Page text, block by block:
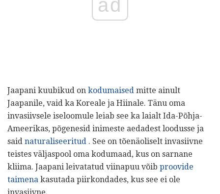
ad
Jaapani kuubikud on kodumaised mitte ainult
Jaapanile, vaid ka Koreale ja Hiinale. Tänu oma
invasiivsele iseloomule leiab see ka laialt Ida-Põhja-
Ameerikas, põgenesid inimeste aedadest loodusse ja
said naturaliseeritud . See on tõenäoliselt invasiivne
teistes väljaspool oma kodumaad, kus on sarnane
kliima. Jaapani leivatatud viinapuu võib proovide
taimena kasutada piirkondades, kus see ei ole